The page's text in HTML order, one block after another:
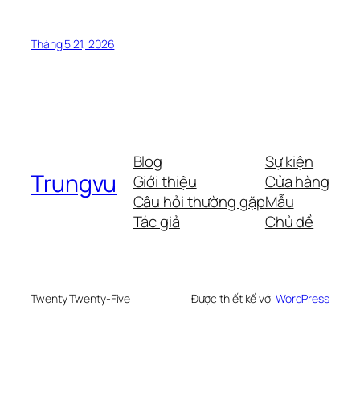
Tháng 5 21, 2026
Trungvu
Blog
Giới thiệu
Câu hỏi thường gặp
Tác giả
Sự kiện
Cửa hàng
Mẫu
Chủ đề
Twenty Twenty-Five Được thiết kế với WordPress